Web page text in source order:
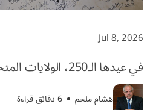
Jul 8, 2026
في عيدها الـ250، الولايات المتحدة تواجه مأزق تاريخي
هشام ملحم 6 دقائق قراءة